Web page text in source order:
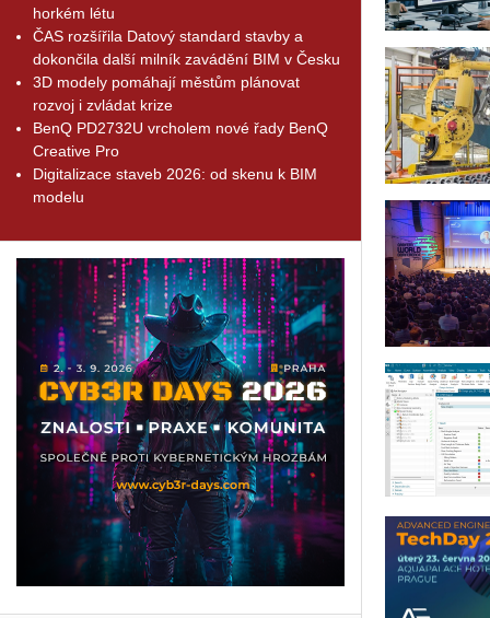
horkém létu
ČAS rozšířila Datový standard stavby a
dokončila další milník zavádění BIM v Česku
3D modely pomáhají městům plánovat
rozvoj i zvládat krize
BenQ PD2732U vrcholem nové řady BenQ
Creative Pro
Digitalizace staveb 2026: od skenu k BIM
modelu